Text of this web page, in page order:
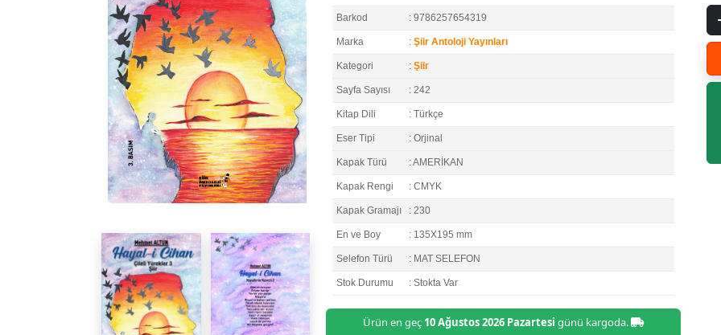
Barkod : 9786257654319
Marka : Şiir Antoloji Yayınları
Kategori : Şiir
Sayfa Sayısı : 242
Kitap Dili : Türkçe
Eser Tipi : Orjinal
Kapak Türü : AMERİKAN
Kapak Rengi : CMYK
Kapak Gramajı : 230
En ve Boy : 135X195 mm
Selefon Türü : MAT SELEFON
Stok Durumu : Stokta Var
Ürün en geç 10 Ağustos 2026 Pazartesi günü kargoda.